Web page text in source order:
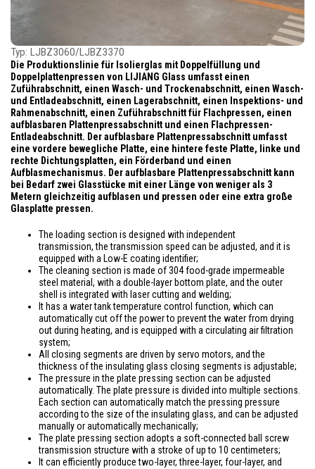
Typ: LJBZ3060/LJBZ3370
Die Produktionslinie für Isolierglas mit Doppelfüllung und
Doppelplattenpressen von LIJIANG Glass umfasst einen
Zuführabschnitt, einen Wasch- und Trockenabschnitt, einen Wasch-
und Entladeabschnitt, einen Lagerabschnitt, einen Inspektions- und
Rahmenabschnitt, einen Zuführabschnitt für Flachpressen, einen
aufblasbaren Plattenpressabschnitt und einen Flachpressen-
Entladeabschnitt. Der aufblasbare Plattenpressabschnitt umfasst
eine vordere bewegliche Platte, eine hintere feste Platte, linke und
rechte Dichtungsplatten, ein Förderband und einen
Aufblasmechanismus. Der aufblasbare Plattenpressabschnitt kann
bei Bedarf zwei Glasstücke mit einer Länge von weniger als 3
Metern gleichzeitig aufblasen und pressen oder eine extra große
Glasplatte pressen.
The loading section is designed with independent
transmission,the transmission speed can be adjusted, and itis
equipped with a Low-E coating identifier;
The cleaning section is made of 304 food-grade impermeable
steel material, with a double-layer bottom plate, and the outer
shell is integrated with laser cutting and welding;
It has a water tank temperature control function, which can
automatically cut off the power to prevent the water from drying
out during heating, and is equipped with a circulating air filtration
system;
All closing segments are driven by servo motors, and the
thickness of the insulating glass closing segments is adjustable;
The pressure in the plate pressing section can be adjusted
automatically. The plate pressure is divided into multiple sections.
Each section can automatically match the pressing pressure
according to the size of the insulating glass, and can be adjusted
manually or automatically mechanically;
The plate pressing section adopts a soft-connected ball screw
transmission structure with a stroke of up to 10 centimeters;
It can efficiently produce two-layer, three-layer, four-layer, and